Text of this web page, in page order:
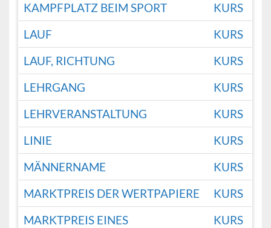
KAMPFPLATZ BEIM SPORT
KURS
LAUF
KURS
LAUF, RICHTUNG
KURS
LEHRGANG
KURS
LEHRVERANSTALTUNG
KURS
LINIE
KURS
MÄNNERNAME
KURS
MARKTPREIS DER WERTPAPIERE
KURS
MARKTPREIS EINES
KURS